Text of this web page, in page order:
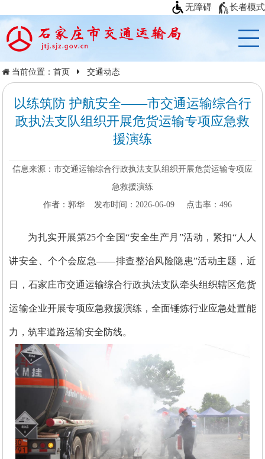
无障碍 长者模式
当前位置：首页 交通动态
以练筑防 护航安全——市交通运输综合行
政执法支队组织开展危货运输专项应急救
援演练
信息来源：市交通运输综合行政执法支队组织开展危货运输专项应
急救援演练
作者：郭华
发布时间：2026-06-09点击率： 496
为扎实开展第25个全国“安全生产月”活动，紧扣“人人
讲安全、个个会应急——排查整治风险隐患”活动主题，近
日，石家庄市交通运输综合行政执法支队牵头组织辖区危货
运输企业开展专项应急救援演练，全面锤炼行业应急处置能
力，筑牢道路运输安全防线。